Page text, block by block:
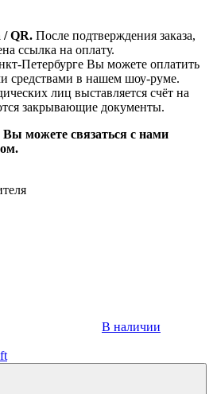
/ QR. После подтверждения заказа,
ссылка на оплату.
Петербурге Вы можете оплатить
средствами в нашем шоу-руме.
лиц выставляется счёт на
закрывающие документы.
можете связаться с нами
В наличии